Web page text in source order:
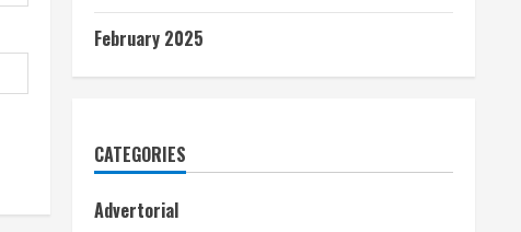
February 2025
CATEGORIES
Advertorial